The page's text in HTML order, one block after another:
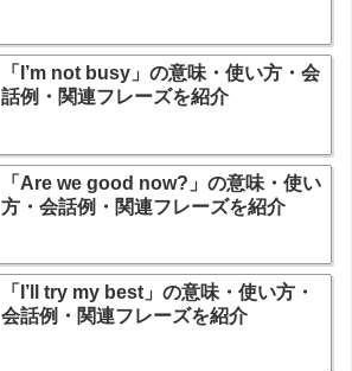
「I’m not busy」の意味・使い方・会
話例・関連フレーズを紹介
「Are we good now?」の意味・使い
方・会話例・関連フレーズを紹介
「I’ll try my best」の意味・使い方・
会話例・関連フレーズを紹介